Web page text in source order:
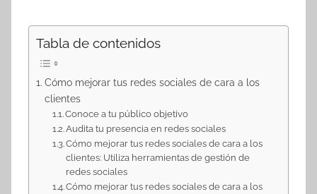
Tabla de contenidos
Cómo mejorar tus redes sociales de cara a los
clientes
Conoce a tu público objetivo
Audita tu presencia en redes sociales
Cómo mejorar tus redes sociales de cara a los
clientes: Utiliza herramientas de gestión de
redes sociales
Cómo mejorar tus redes sociales de cara a los